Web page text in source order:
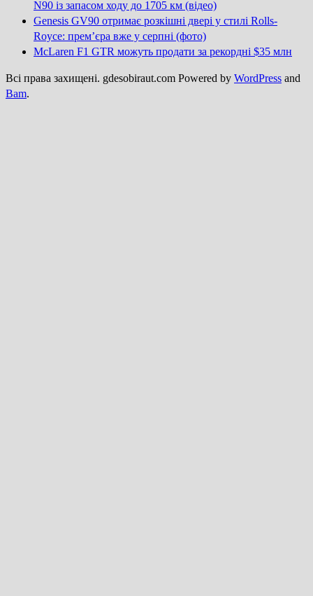
N90 із запасом ходу до 1705 км (відео)
Genesis GV90 отримає розкішні двері у стилі Rolls-
Royce: прем’єра вже у серпні (фото)
McLaren F1 GTR можуть продати за рекордні $35 млн
Всі права захищені. gdesobiraut.com Powered by WordPress and
Bam.